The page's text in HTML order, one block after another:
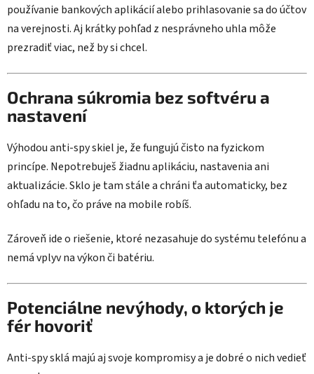
používanie bankových aplikácií alebo prihlasovanie sa do účtov
na verejnosti. Aj krátky pohľad z nesprávneho uhla môže
prezradiť viac, než by si chcel.
Ochrana súkromia bez softvéru a
nastavení
Výhodou anti-spy skiel je, že fungujú čisto na fyzickom
princípe. Nepotrebuješ žiadnu aplikáciu, nastavenia ani
aktualizácie. Sklo je tam stále a chráni ťa automaticky, bez
ohľadu na to, čo práve na mobile robíš.
Zároveň ide o riešenie, ktoré nezasahuje do systému telefónu a
nemá vplyv na výkon či batériu.
Potenciálne nevýhody, o ktorých je
fér hovoriť
Anti-spy sklá majú aj svoje kompromisy a je dobré o nich vedieť